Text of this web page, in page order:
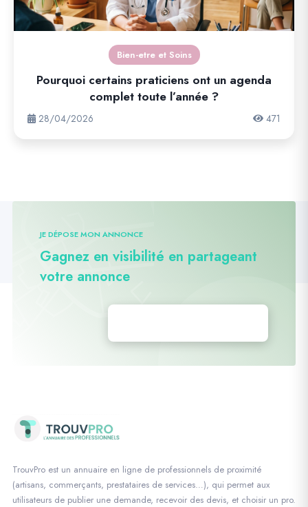
Bien-etre et Soins
Pourquoi certains praticiens ont un agenda
complet toute l’année ?
28/04/2026 471
JE DÉPOSE MON ANNONCE
Gagnez en visibilité en partageant
votre annonce
TrouvPro est un annuaire en ligne de professionnels de proximité
(artisans, commerçants, prestataires de services…), qui permet aux
utilisateurs de publier une demande, recevoir des devis, et choisir un pro.